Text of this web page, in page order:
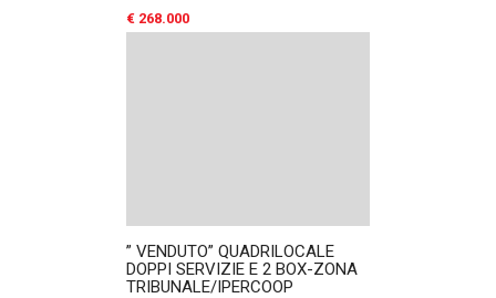
€ 268.000
” VENDUTO” QUADRILOCALE
DOPPI SERVIZIE E 2 BOX-ZONA
TRIBUNALE/IPERCOOP